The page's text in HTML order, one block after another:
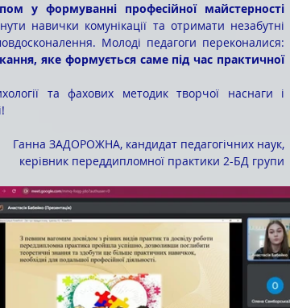
навички комунікації та отримати незабутні
Молоді педагоги переконалися:
яке формується саме під час практичної
Ганна ЗАДОРОЖНА, кандидат педагогічних наук,
керівник переддипломної практики 2-БД групи